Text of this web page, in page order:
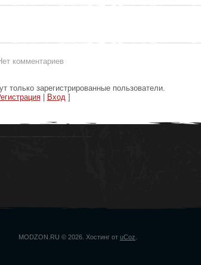
комментариев
только зарегистрированные пользователи.
| Вход ]
MODZON.RU © 2026 Хостинг от uCoz